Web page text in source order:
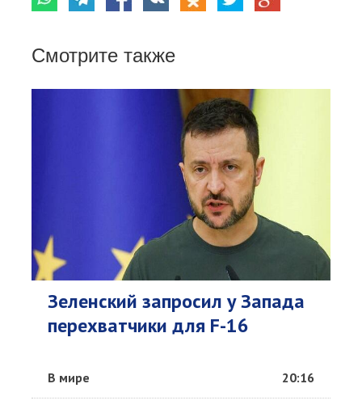
Смотрите также
Зеленский запросил у Запада
перехватчики для F-16
В мире 20:16